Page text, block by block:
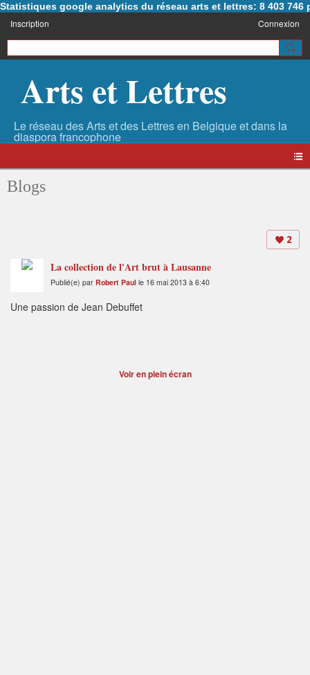
Statistiques google analytics du réseau arts et lettres: 8 403 746
Inscription Connexion
Arts et Lettres
Blogs
2
La collection de l'Art brut à Lausanne
Publié(e) par Robert Paul le 16 mai 2013 à 6:40
Une passion de Jean Debuffet
Voir en plein écran